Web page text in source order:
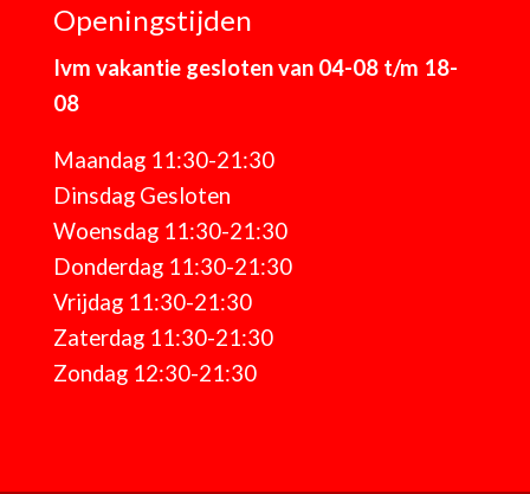
Openingstijden
Ivm vakantie gesloten van 04-08 t/m 18-
08
Maandag 11:30-21:30
Dinsdag Gesloten
Woensdag 11:30-21:30
Donderdag 11:30-21:30
Vrijdag 11:30-21:30
Zaterdag 11:30-21:30
Zondag 12:30-21:30